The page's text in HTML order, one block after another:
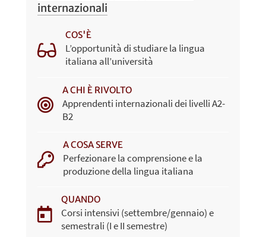
internazionali
COS'È
L’opportunità di studiare la lingua
italiana all’università
A CHI È RIVOLTO
Apprendenti internazionali dei livelli A2-
B2
A COSA SERVE
Perfezionare la comprensione e la
produzione della lingua italiana
QUANDO
Corsi intensivi (settembre/gennaio) e
semestrali (I e II semestre)